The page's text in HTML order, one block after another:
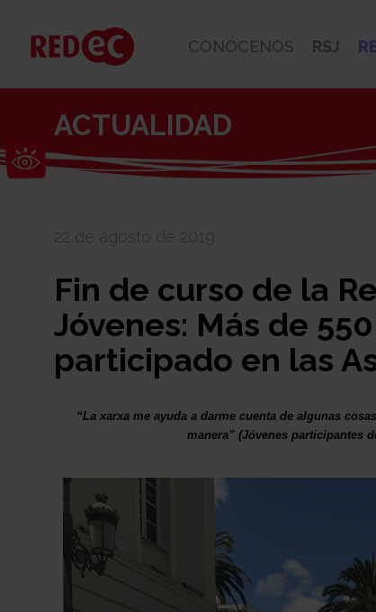
Abrir barra de herramientas
CONÓCENOS RSJ
ACTUALIDAD
22 de agosto de 2019
Fin de curso de la
Jóvenes: Más de
participado en las
“La xarxa me ayuda a darme cuenta de algunas
manera” (Jóvenes participantes